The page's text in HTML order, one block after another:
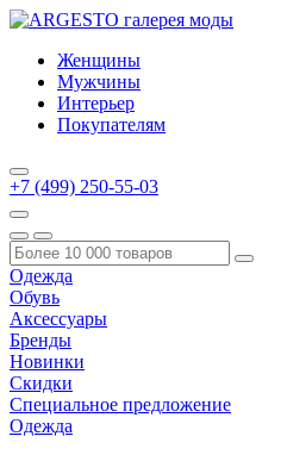
Женщины
Мужчины
Интерьер
Покупателям
+7 (499) 250-55-03
Одежда
Обувь
Аксессуары
Бренды
Новинки
Скидки
Специальное предложение
Одежда